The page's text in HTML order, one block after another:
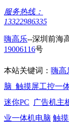
服务热线：
13322986335
嗨高乐--深圳前海
19006116号
本站关键词： 嗨高
脑 触摸屏工控一
迷你PC
广告机主
业一体机电脑 触